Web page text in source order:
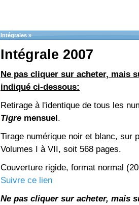
Intégrales »
Intégrale 2007
Ne pas cliquer sur acheter, mais
indiqué ci-dessous:
Retirage à l'identique de tous les
Tigre mensuel.
Tirage numérique noir et blanc, sur
Volumes I à VII, soit 568 pages.
Couverture rigide, format normal
Suivre ce lien
Ne pas cliquer sur acheter, mais